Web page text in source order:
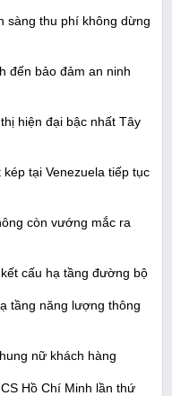
sàng thu phí không dừng
đến bảo đảm an ninh
hiện đại bậc nhất Tây
tại Venezuela tiếp tục
còn vướng mắc ra
cấu hạ tầng đường bộ
tầng năng lượng thông
nữ khách hàng
Hồ Chí Minh lần thứ